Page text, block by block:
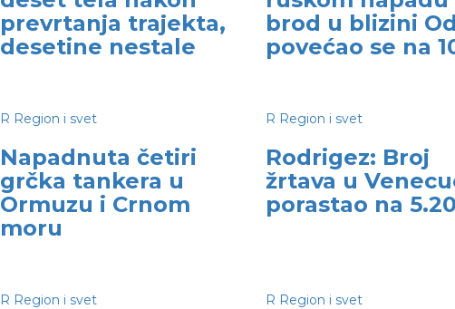
prevrtanja trajekta,
desetine nestale
brod u blizini
povećao se na
R Region i svet
Napadnuta četiri
grčka tankera u
Ormuzu i Crnom
moru
R Region i svet
Rodrigez: Broj
žrtava u
porastao na
R Region i svet R Region i svet